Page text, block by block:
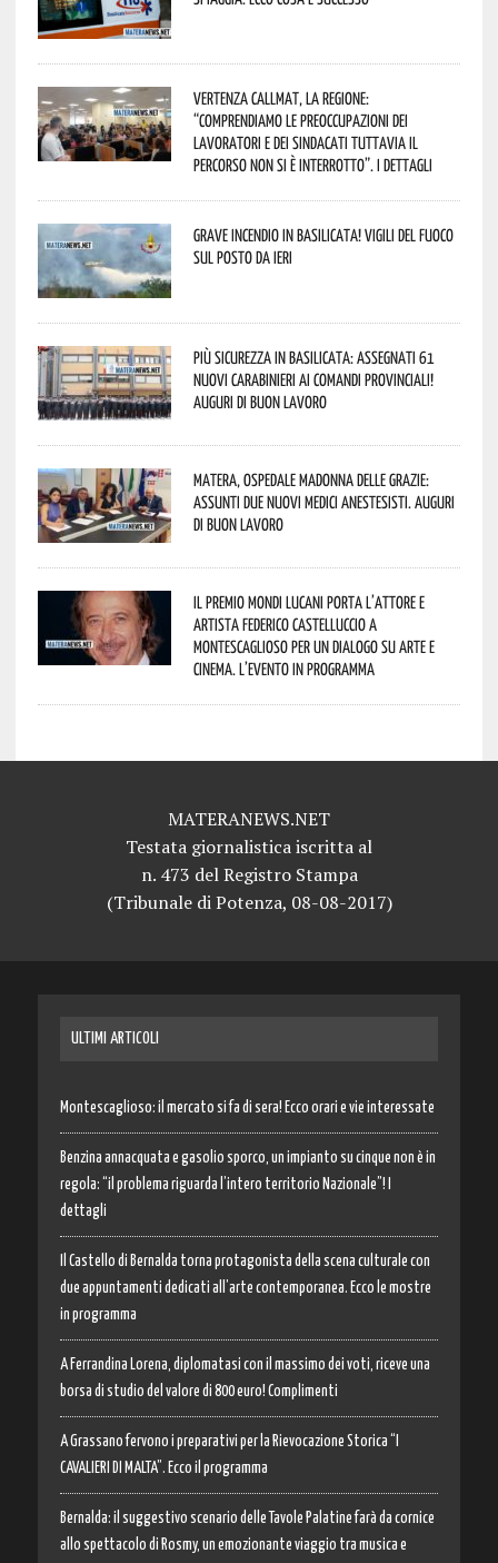
Vertenza CallMat, la Regione:
“comprendiamo le preoccupazioni dei
lavoratori e dei sindacati tuttavia il
percorso non si è interrotto”. I dettagli
Grave incendio in Basilicata! Vigili del fuoco
sul posto da ieri
Più sicurezza in Basilicata: assegnati 61
nuovi Carabinieri ai Comandi provinciali!
Auguri di buon lavoro
Matera, Ospedale Madonna delle Grazie:
assunti due nuovi medici anestesisti. Auguri
di buon lavoro
Il Premio Mondi Lucani porta l’attore e
artista Federico Castelluccio a
Montescaglioso per un dialogo su arte e
cinema. L’evento in programma
MATERANEWS.NET
Testata giornalistica iscritta al
n. 473 del Registro Stampa
(Tribunale di Potenza, 08-08-2017)
ULTIMI ARTICOLI
Montescaglioso: il mercato si fa di sera! Ecco orari e vie interessate
Benzina annacquata e gasolio sporco, un impianto su cinque non è in
regola: “il problema riguarda l’intero territorio Nazionale”! I
dettagli
Il Castello di Bernalda torna protagonista della scena culturale con
due appuntamenti dedicati all’arte contemporanea. Ecco le mostre
in programma
A Ferrandina Lorena, diplomatasi con il massimo dei voti, riceve una
borsa di studio del valore di 800 euro! Complimenti
A Grassano fervono i preparativi per la Rievocazione Storica “I
CAVALIERI DI MALTA”. Ecco il programma
Bernalda: il suggestivo scenario delle Tavole Palatine farà da cornice
allo spettacolo di Rosmy, un emozionante viaggio tra musica e